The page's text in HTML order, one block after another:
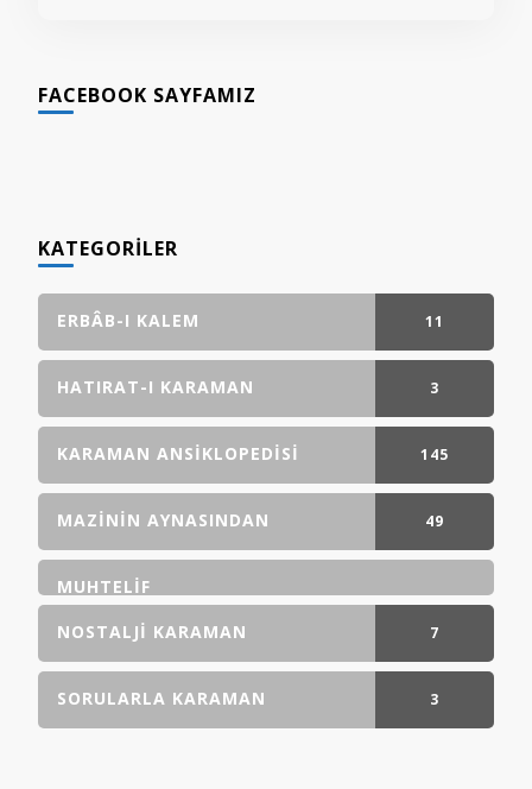
FACEBOOK SAYFAMIZ
KATEGORILER
ERBÂB-I KALEM 11
GÖNDERI(LER)
HATIRAT-I KARAMAN 3
GÖNDERI(LER)
KARAMAN ANSIKLOPEDISI 145
GÖNDERI(LER)
MAZININ AYNASINDAN 49
MUHTELIF
NOSTALJI KARAMAN
7
GÖNDERI(LER)
SORULARLA KARAMAN 3